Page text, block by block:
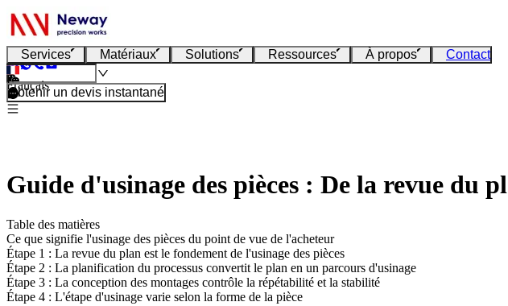
Services Matériaux Solutions Ressources À propos Contact
Français
Obtenir un devis instantané
Guide d'usinage des pièces : De la revue du
Table des matières
Ce que signifie l'usinage des pièces du point de vue de l'acheteur
Étape 1 : La revue du plan est le fondement de l'usinage des pièces
Étape 2 : La planification du processus convertit le plan en un parcours d'usinage
Étape 3 : La conception des montages contrôle la répétabilité et la stabilité
Étape 4 : L'étape d'usinage varie selon la forme de la pièce